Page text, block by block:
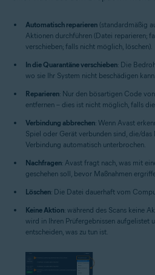
Automatisch reparieren (standardmäßig
Aktionen durchführen (Datei reparieren;
verschieben; falls nicht möglich, löschen).
In die Quarantäne verschieben: Die
wo sie Ihr System nicht beschädigen kann.
Reparieren: Nur den bösartigen Code
entfernen – dies ist nicht möglich, falls
Verbindung abbrechen: Wenn Avast
Spiel oder Gerät verbunden sind, die/
Verbindung automatisch unterbrochen.
Nachfragen: Avast fragt nach, was mit
geschehen soll, bevor Maßnahmen
Löschen: Die Datei dauerhaft vom
Keine Aktion: während des Scans keine
wird in Ihren Prüfergebnissen aufgelistet
entscheiden, was zu tun ist.